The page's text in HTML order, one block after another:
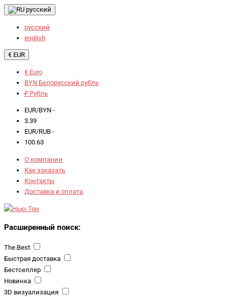
русский
русский
english
€ EUR
€ Euro
BYN Белорусский рубль
₽ Рубль
EUR/BYN -
3.39
EUR/RUB -
100.63
О компании
Как заказать
Контакты
Доставка и оплата
Расширенный поиск:
The.Best
Быстрая доставка
Бестселлер
Новинка
3D визуализация